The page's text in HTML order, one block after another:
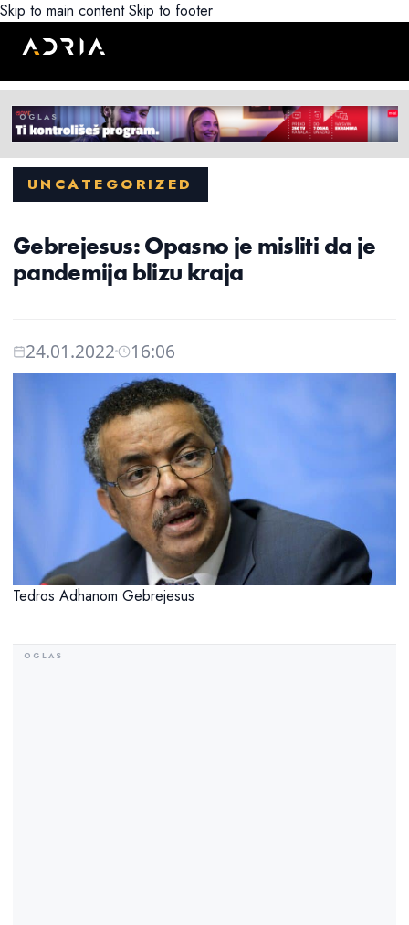
Skip to main content Skip to footer
UNCATEGORIZED
Gebrejesus: Opasno je misliti da je
pandemija blizu kraja
24.01.2022 16:06
Tedros Adhanom Gebrejesus